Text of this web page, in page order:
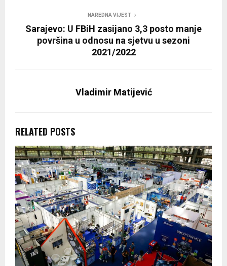
NAREDNA VIJEST
Sarajevo: U FBiH zasijano 3,3 posto manje
površina u odnosu na sjetvu u sezoni
2021/2022
Vladimir Matijević
RELATED POSTS